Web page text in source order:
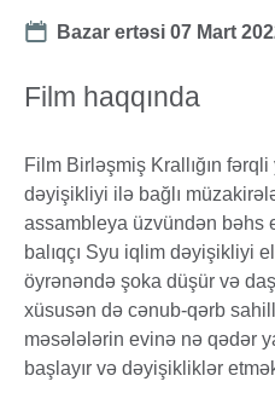
Date
Bazar ertəsi 07 Mart
Film haqqında
Film Birləşmiş Krallığın
dəyişikliyi ilə bağlı
assambleya üzvündən bəhs
balıqçı Syu iqlim dəyişikliyi
öyrənəndə şoka düşür və
xüsusən də cənub-qərb
məsələlərin evinə nə qədər
başlayır və dəyişikliklər